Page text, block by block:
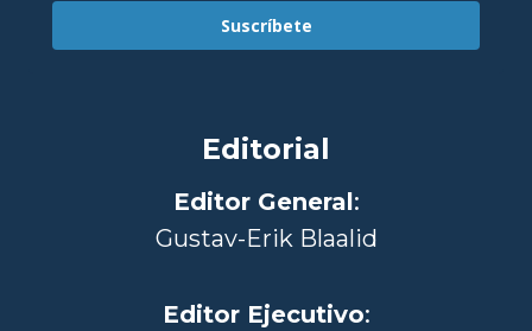
Suscríbete
Editorial
Editor General :
Gustav-Erik Blaalid
Editor Ejecutivo: